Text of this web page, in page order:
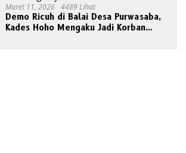
Maret 11, 2026 4489 Lihat
Demo Ricuh di Balai Desa Purwasaba,
Kades Hoho Mengaku Jadi Korban